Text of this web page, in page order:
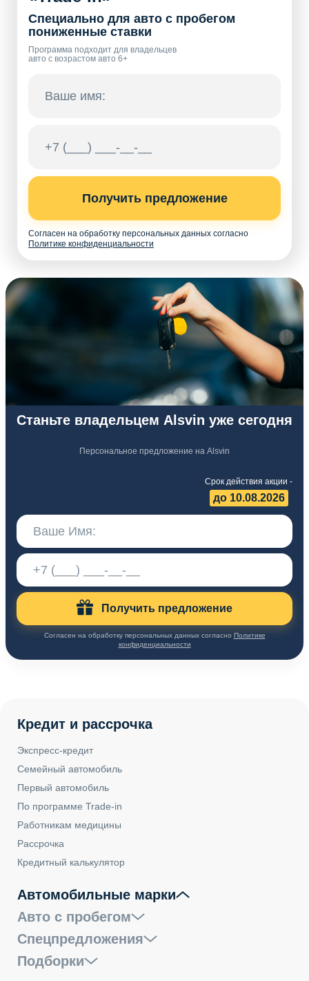
Специально для авто с пробегом
пониженные ставки
Программа подходит для владельцев
авто с возрастом авто 6+
Получить предложение
Согласен на обработку персональных данных согласно
Политике конфиденциальности
Станьте владельцем Alsvin уже сегодня
Персональное предложение на Alsvin
Срок действия акции -
до 10.08.2026
Получить предложение
Согласен на обработку персональных данных согласно Политике
конфиденциальности
Кредит и рассрочка
Экспресс-кредит
Семейный автомобиль
Первый автомобиль
По программе Trade-in
Работникам медицины
Рассрочка
Кредитный калькулятор
Автомобильные марки
Авто с пробегом
Спецпредложения
Подборки